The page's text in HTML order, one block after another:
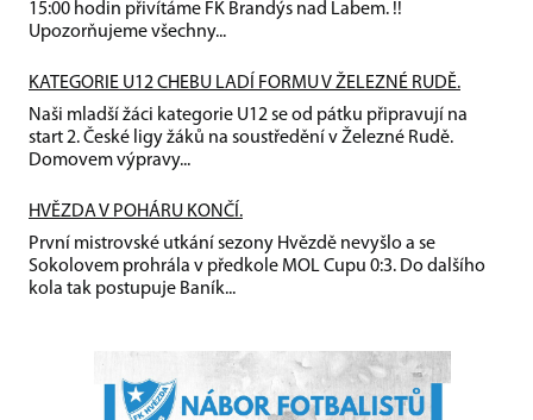
15:00 hodin přivítáme FK Brandýs nad Labem. !!
Upozorňujeme všechny...
KATEGORIE U12 CHEBU LADÍ FORMU V ŽELEZNÉ RUDĚ.
Naši mladší žáci kategorie U12 se od pátku připravují na
start 2. České ligy žáků na soustředění v Železné Rudě.
Domovem výpravy...
HVĚZDA V POHÁRU KONČÍ.
První mistrovské utkání sezony Hvězdě nevyšlo a se
Sokolovem prohrála v předkole MOL Cupu 0:3. Do dalšího
kola tak postupuje Baník...